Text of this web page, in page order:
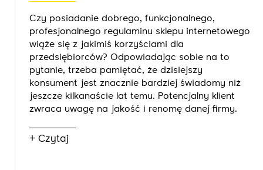
Czy posiadanie dobrego, funkcjonalnego,
profesjonalnego regulaminu sklepu internetowego
wiąże się z jakimiś korzyściami dla
przedsiębiorców? Odpowiadając sobie na to
pytanie, trzeba pamiętać, że dzisiejszy
konsument jest znacznie bardziej świadomy niż
jeszcze kilkanaście lat temu. Potencjalny klient
zwraca uwagę na jakość i renomę danej firmy.
+ Czytaj